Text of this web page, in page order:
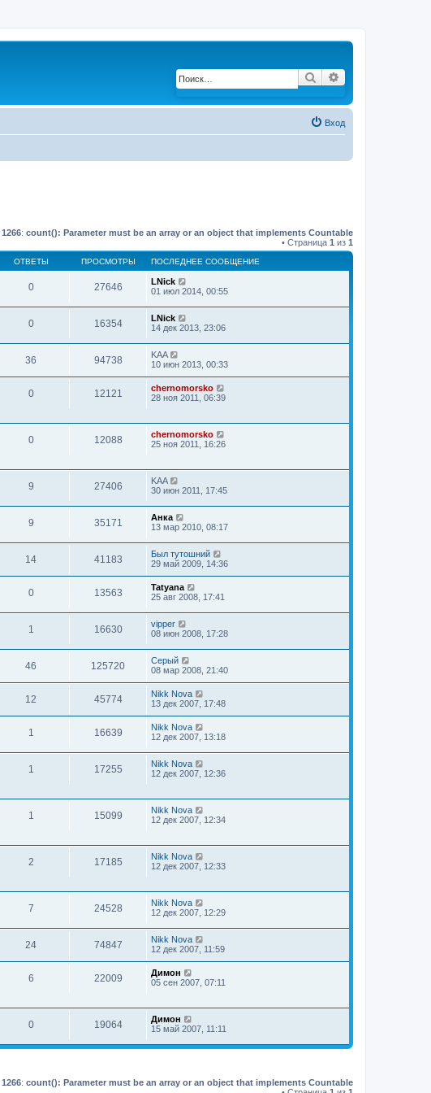
Поиск
Вход
1266: count(): Parameter must be an array or an object that implements Countable
• Страница 1 из 1
ОТВЕТЫ ПРОСМОТРЫ ПОСЛЕДНЕЕ СООБЩЕНИЕ
0 27646
LNick
01 июл 2014, 00:55
0 16354
LNick
14 дек 2013, 23:06
36 94738
KAA
10 июн 2013, 00:33
0 12121
chernomorsko
28 ноя 2011, 06:39
0 12088
chernomorsko
25 ноя 2011, 16:26
9 27406
KAA
30 июн 2011, 17:45
9 35171
Анка
13 мар 2010, 08:17
14 41183
Был тутошний
29 май 2009, 14:36
0 13563
Tatyana
25 авг 2008, 17:41
1 16630
vipper
08 июн 2008, 17:28
46 125720
Серый
08 мар 2008, 21:40
12 45774
Nikk Nova
13 дек 2007, 17:48
1 16639
Nikk Nova
12 дек 2007, 13:18
1 17255
Nikk Nova
12 дек 2007, 12:36
1 15099
Nikk Nova
12 дек 2007, 12:34
2 17185
Nikk Nova
12 дек 2007, 12:33
7 24528
Nikk Nova
12 дек 2007, 12:29
24 74847
Nikk Nova
12 дек 2007, 11:59
6 22009
Димон
05 сен 2007, 07:11
0 19064
Димон
15 май 2007, 11:11
1266: count(): Parameter must be an array or an object that implements Countable